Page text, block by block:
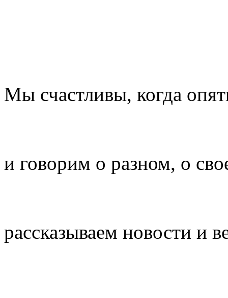
Мы счастливы, когда
и говорим о разном, о
рассказываем новости и